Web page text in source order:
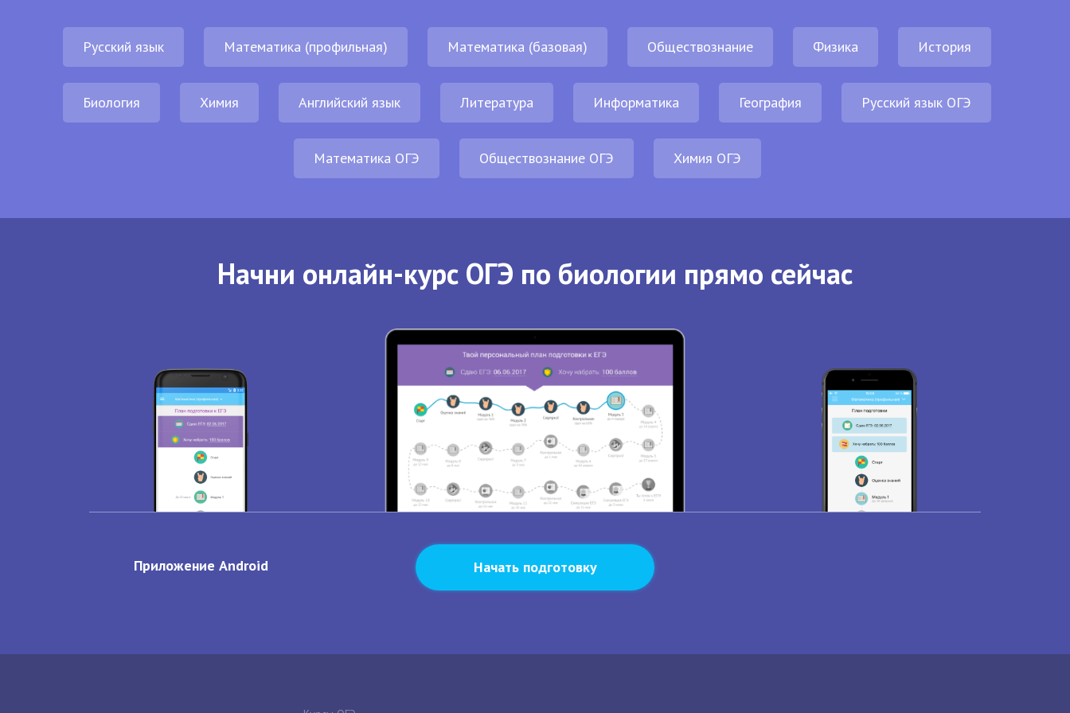
Русский язык Математика (профильная) Математика (базовая) Обществознание Физика История
Биология Химия Английский язык Литература Информатика География Русский язык ОГЭ
Математика ОГЭ Обществознание ОГЭ Химия ОГЭ
Начни онлайн-курс ОГЭ по биологии прямо сейчас
Приложение Android Начать подготовку